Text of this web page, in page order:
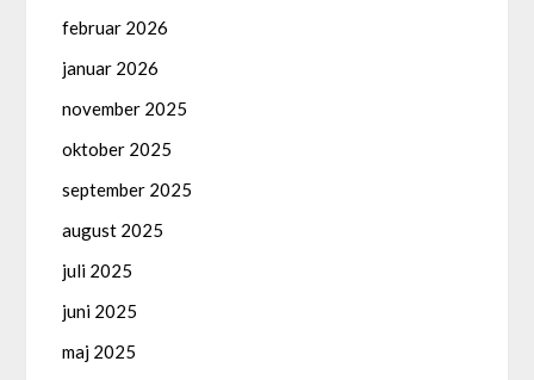
februar 2026
januar 2026
november 2025
oktober 2025
september 2025
august 2025
juli 2025
juni 2025
maj 2025